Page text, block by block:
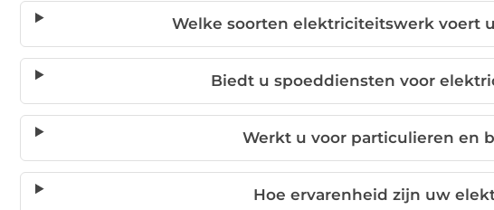
Welke soorten elektriciteitswerk voert
Biedt u spoeddiensten voor
Werkt u voor particulieren en
Hoe ervarenheid zijn uw